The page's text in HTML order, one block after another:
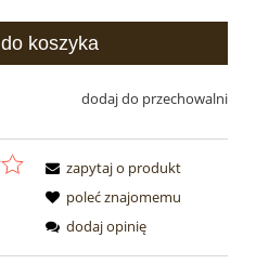
do koszyka
dodaj do przechowalni
zapytaj o produkt
poleć znajomemu
dodaj opinię